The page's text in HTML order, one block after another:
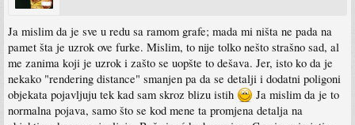
Ja mislim da je sve u redu sa ramom grafe; mada mi ništa ne pada na
pamet šta je uzrok ove furke. Mislim, to nije tolko nešto strašno sad, al
me zanima koji je uzrok i zašto se uopšte to dešava. Jer, isto ko da je
nekako "rendering distance" smanjen pa da se detalji i dodatni poligoni
objekata pojavljuju tek kad sam skroz blizu istih
Ja mislim da je to
normalna pojava, samo što se kod mene ta promjena detalja na